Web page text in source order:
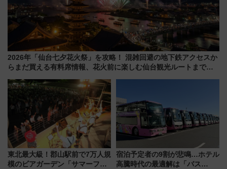
2026年「仙台七夕花火祭」を攻略！ 混雑回避の地下鉄アクセスか
らまだ買える有料席情報、花火前に楽しむ仙台観光ルートまで解
東北最大級！郡山駅前で7万人規
模のビアガーデン「サマーフェ
宿泊予定者の9割が悲鳴…ホテル
高騰時代の最適解は「バス